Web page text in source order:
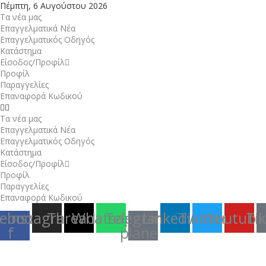
Πέμπτη, 6 Αυγούστου 2026
Τα νέα μας
Επαγγελματικά Νέα
Επαγγελματικός Οδηγός
Κατάστημα
Είσοδος/Προφίλ
Προφίλ
Παραγγελίες
Επαναφορά Κωδικού
Τα νέα μας
Επαγγελματικά Νέα
Επαγγελματικός Οδηγός
Κατάστημα
Είσοδος/Προφίλ
Προφίλ
Παραγγελίες
Επαναφορά Κωδικού
f
Instagram
Threads
Whatsapp
Telegram-
plane
LinkedinTwitterYoutube